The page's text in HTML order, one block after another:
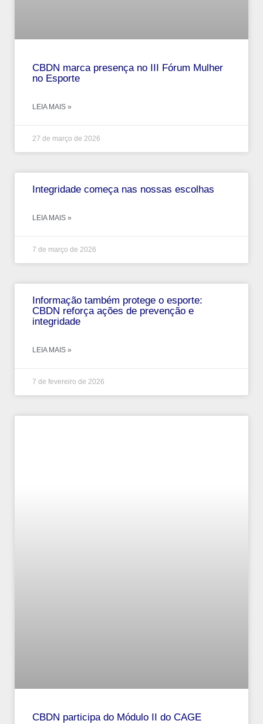
CBDN marca presença no III Fórum Mulher
no Esporte
LEIA MAIS »
27 de março de 2026
Integridade começa nas nossas escolhas
LEIA MAIS »
7 de março de 2026
Informação também protege o esporte:
CBDN reforça ações de prevenção e
integridade
LEIA MAIS »
7 de fevereiro de 2026
CBDN participa do Módulo II do CAGE